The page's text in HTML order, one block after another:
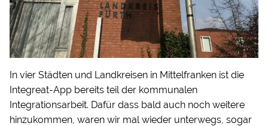
In vier Städten und Landkreisen in Mittelfranken ist die
Integreat-App bereits teil der kommunalen
Integrationsarbeit. Dafür dass bald auch noch weitere
hinzukommen, waren wir mal wieder unterwegs, sogar